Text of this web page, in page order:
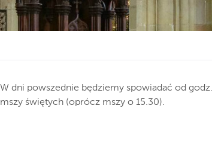
W dni powszednie będziemy spowiadać od
mszy świętych (oprócz mszy o 15.30).